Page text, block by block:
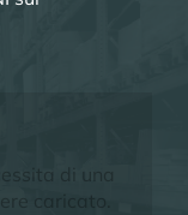
di una
caricato.